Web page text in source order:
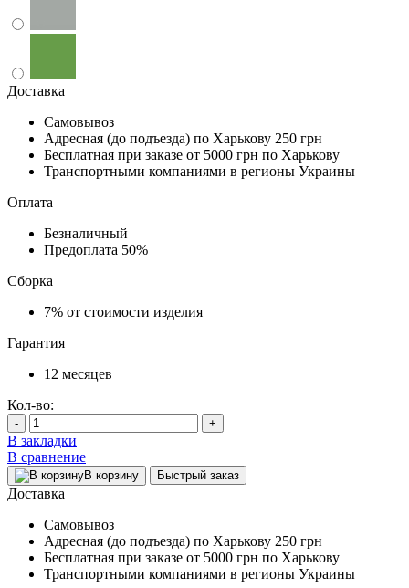
Доставка
Самовывоз
Адресная (до подъезда) по Харькову 250 грн
Бесплатная при заказе от 5000 грн по Харькову
Транспортными компаниями в регионы Украины
Оплата
Безналичный
Предоплата 50%
Сборка
7% от стоимости изделия
Гарантия
12 месяцев
Кол-во:
- +
В закладки
В сравнение
В корзину Быстрый заказ
Доставка
Самовывоз
Адресная (до подъезда) по Харькову 250 грн
Бесплатная при заказе от 5000 грн по Харькову
Транспортными компаниями в регионы Украины